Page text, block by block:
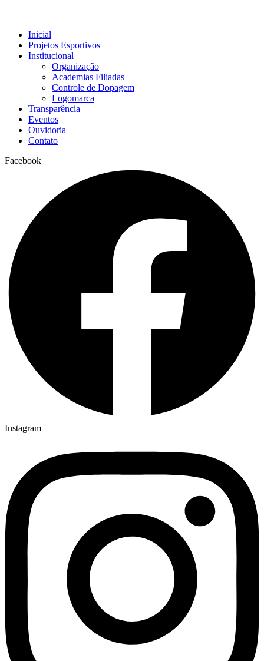
Inicial
Projetos Esportivos
Institucional
Organização
Academias Filiadas
Controle de Dopagem
Logomarca
Transparência
Eventos
Ouvidoria
Contato
Facebook
Instagram